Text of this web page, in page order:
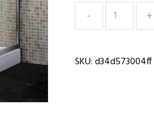
Tuš
kabina
Optima
SKU:d34d573004ff